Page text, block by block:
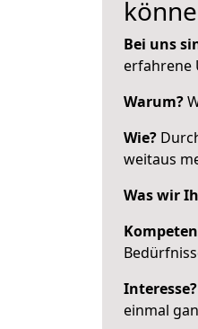
Bei uns
erfahrene
Warum?
Wie?
weitaus
Was wir
Interesse?
einmal